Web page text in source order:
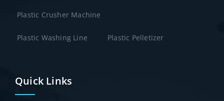
Plastic Crusher Machine
Plastic Washing Line Plastic Pelletizer
Quick Links